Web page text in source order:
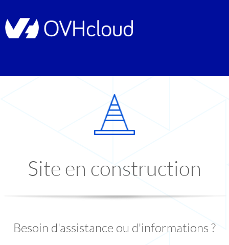
Site en construction
Besoin d'assistance ou d'informations ?